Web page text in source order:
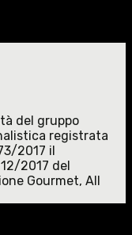
del gruppo
registrata
2017 il
2017 del
Gourmet, All